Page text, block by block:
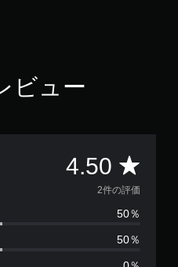
ビュー
4.50 評
価
数
は
2件の評価
50％
50％